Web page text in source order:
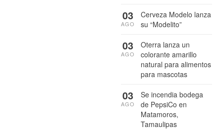
Cerveza Modelo lanza
su “Modelito”
03
AGO
Oterra lanza un
colorante amarillo
natural para alimentos
para mascotas
03
AGO
Se incendia bodega
de PepsiCo en
Matamoros,
Tamaulipas
03
AGO